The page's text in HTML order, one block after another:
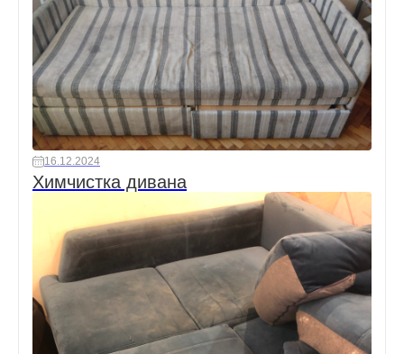
16.12.2024
Химчистка дивана